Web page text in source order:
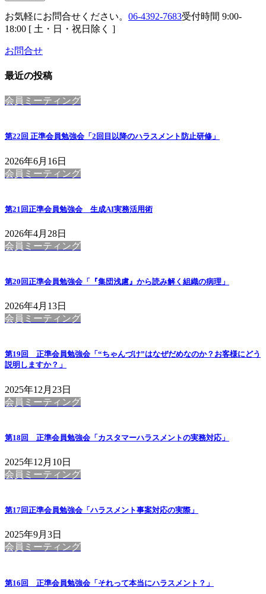
お気軽にお問合せください。 06-4392-7683受付時間 9:00-
18:00 [ 土・日・祝日除く ]
お問合せ
最近の投稿
会員ミーティング
第22回 正準会員勉強会「2回目以降のハラスメント防止研修」
2026年6月16日
会員ミーティング
第21回正準会員勉強会 生成AI実務活用術
2026年4月28日
会員ミーティング
第20回正準会員勉強会「『集団浅慮』から読み解く組織の病理」
2026年4月13日
会員ミーティング
第19回 正準会員勉強会「“ちゃんづけ”はなぜだめなのか？お客様にどう
説明しますか？」
2025年12月23日
会員ミーティング
第18回 正準会員勉強会「カスタマーハラスメントの実務対応」
2025年12月10日
会員ミーティング
第17回正準会員勉強会「ハラスメント事案対応の実際」
2025年9月3日
会員ミーティング
第16回 正準会員勉強会「それって本当にハラスメント？」